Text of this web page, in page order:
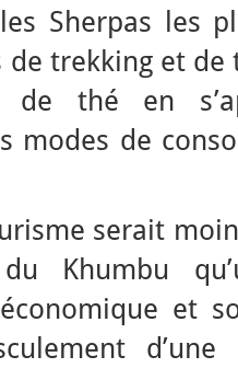
Sherpas les
de trekking et
de thé en
modes de
serait
Khumbu
et